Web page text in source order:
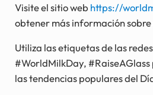
Visite el sitio web https://
obtener más información sobre
Utiliza las etiquetas de las
#WorldMilkDay,
las tendencias populares del